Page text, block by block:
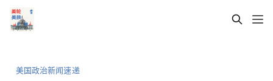
美国政治新闻速递